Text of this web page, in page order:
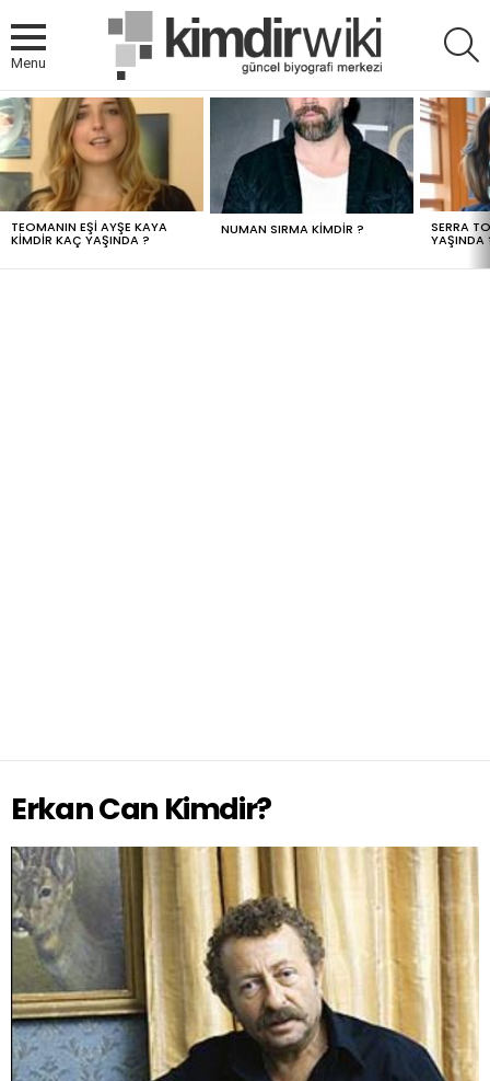
Menu
MOST
VIEWED
STORIES
TEOMANIN EŞI AYŞE KAYA
KIMDIR KAÇ YAŞINDA ?
NUMAN SIRMA KIMDIR ? SERRA
YAŞINDA
Erkan Can Kimdir?